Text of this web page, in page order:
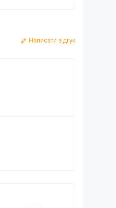
Написати відгук